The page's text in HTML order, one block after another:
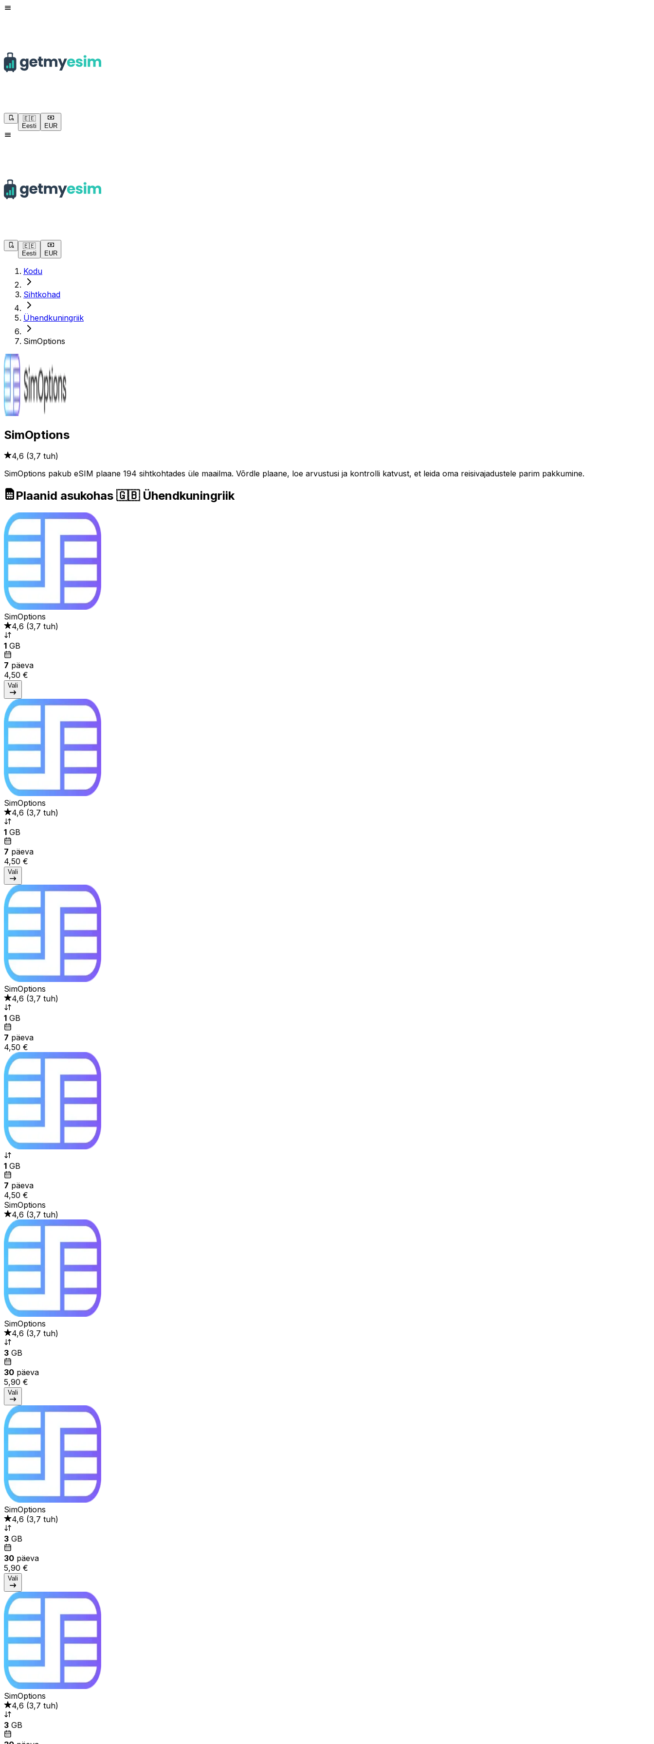
🇪🇪
Eesti
EUR
🇪🇪
Eesti
EUR
Kodu
Sihtkohad
Ühendkuningriik
SimOptions
SimOptions
4,6 (3,7 tuh)
SimOptions pakub eSIM plaane 194 sihtkohtades üle maailma. Võrdle plaane, loe arvustusi ja kontrolli katvust, et leida oma reisivajadustele parim pakkumine.
Plaanid asukohas 🇬🇧 Ühendkuningriik
SimOptions
4,6 (3,7 tuh)
1 GB
7 päeva
4,50 €
Vali
SimOptions
4,6 (3,7 tuh)
1 GB
7 päeva
4,50 €
Vali
SimOptions
4,6 (3,7 tuh)
1 GB
7 päeva
4,50 €
1 GB
7 päeva
4,50 €
SimOptions
4,6 (3,7 tuh)
SimOptions
4,6 (3,7 tuh)
3 GB
30 päeva
5,90 €
Vali
SimOptions
4,6 (3,7 tuh)
3 GB
30 päeva
5,90 €
Vali
SimOptions
4,6 (3,7 tuh)
3 GB